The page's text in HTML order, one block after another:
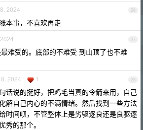
26
2024
本事，不喜欢再走
27
难受的。底部的不难受 到山顶了也不难
28
2024 1
话说的挺好，把鸡毛当真的令箭来用，自己
解自己内心的不满情绪。然后找到一些方法
时间呗，不管整体上是劣驱逐良还是良驱逐
秀的那个。